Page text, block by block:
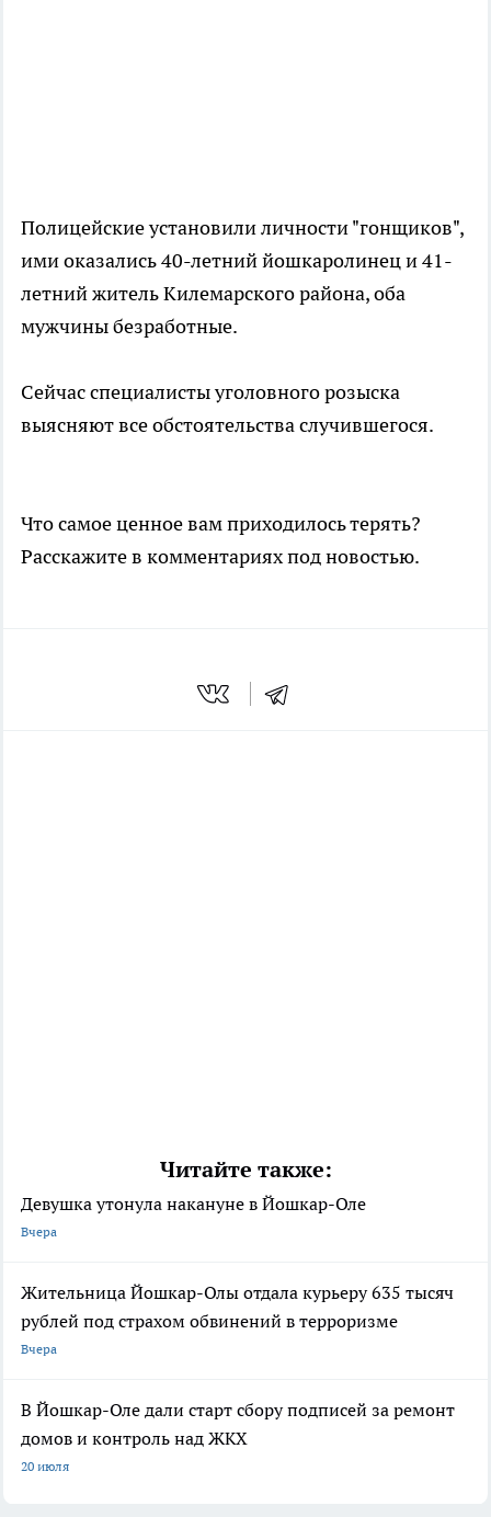
Полицейские установили личности "гонщиков",
ими оказались 40-летний йошкаролинец и 41-
летний житель Килемарского района, оба
мужчины безработные.
Сейчас специалисты уголовного розыска
выясняют все обстоятельства случившегося.
Что самое ценное вам приходилось терять?
Расскажите в комментариях под новостью.
Читайте также:
Девушка утонула накануне в Йошкар-Оле
Вчера
Жительница Йошкар-Олы отдала курьеру 635 тысяч
рублей под страхом обвинений в терроризме
Вчера
В Йошкар-Оле дали старт сбору подписей за ремонт
домов и контроль над ЖКХ
20 июля